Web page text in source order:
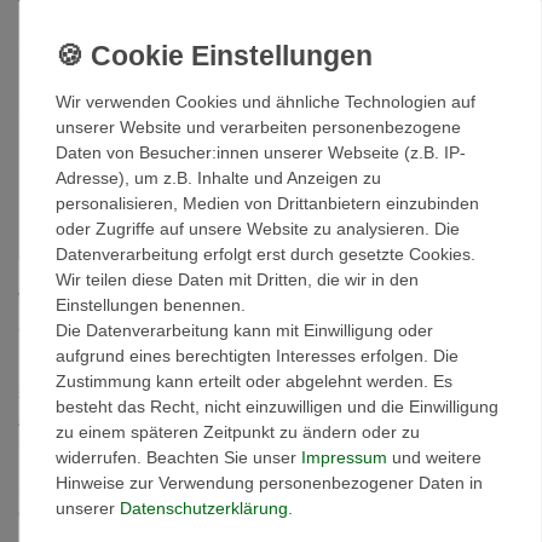
Hersteller
Verantwortlich in der EU
Wir sind von unseren Produkten überzeugt und zeigen es Ihnen
auch!
Ein Bild sagt mehr als 1000 Worte. Doch ein Produktmuster
sagt mindestens 1000 Worte mehr. Mit unserer Produktmuster-
Aktion können Sie sich vollkommen risikofrei von der Qualität
unserer Produkte überzeugen.
Sie erhalten ein Farbmuster, in der Größe von ca. 7 x 10 cm von
der Originalware aus der Charge, die wir in diesem Moment im
Wir verwenden Cookies und ähnliche Technologien auf
unserer Website und verarbeiten personenbezogene
Daten von Besucher:innen unserer Webseite (z.B. IP-
Adresse), um z.B. Inhalte und Anzeigen zu
personalisieren, Medien von Drittanbietern einzubinden
oder Zugriffe auf unsere Website zu analysieren. Die
Datenverarbeitung erfolgt erst durch gesetzte Cookies.
Wir teilen diese Daten mit Dritten, die wir in den
Einstellungen benennen.
Die Datenverarbeitung kann mit Einwilligung oder
aufgrund eines berechtigten Interesses erfolgen. Die
Zustimmung kann erteilt oder abgelehnt werden. Es
besteht das Recht, nicht einzuwilligen und die Einwilligung
zu einem späteren Zeitpunkt zu ändern oder zu
widerrufen. Beachten Sie unser Impressum und weitere
Hinweise zur Verwendung personenbezogener Daten in
unserer Daten­schutz­erklärung